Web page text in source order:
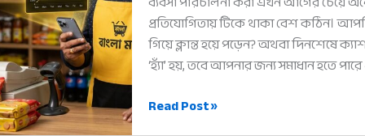
প্রতিযোগিতায় টিকে থাকা বেশ কঠিন।
গিয়ে ক্লান্ত হয়ে পড়েন? অথবা দিনশেষে
‘হ্যাঁ’ হয়, তবে আপনার জন্য সমাধান হতে
হিসাব
Read Post »